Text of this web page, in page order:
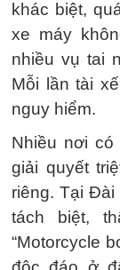
khác biệt,
xe máy
nhiều vụ tai
Mỗi lần tài
nguy hiểm.
Nhiều nơi
giải quyết
riêng. Tại Đài
tách biệt,
“Motorcycle